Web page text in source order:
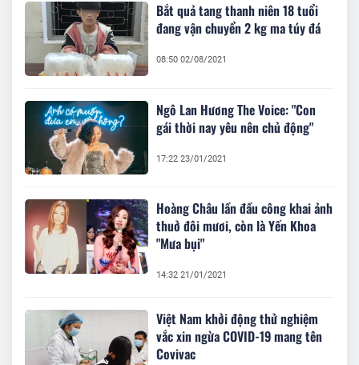
Bắt quả tang thanh niên 18 tuổi
đang vận chuyển 2 kg ma túy đá
08:50 02/08/2021
Ngô Lan Hương The Voice: "Con
gái thời nay yêu nên chủ động"
17:22 23/01/2021
Hoàng Châu lần đầu công khai ảnh
thuở đôi mươi, còn là Yến Khoa
"Mưa bụi"
14:32 21/01/2021
Việt Nam khởi động thử nghiệm
vắc xin ngừa COVID-19 mang tên
Covivac